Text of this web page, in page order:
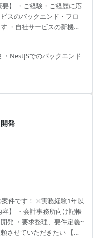
】 ・ご経験・ご経歴に応
スのバックエンド・フロ
・自社サービスの新機能
ントエンド開発経験 ・
ル ・アプリケーションの
PHP/Laravelを用いた開
◆面談:2...
NestJSでのバックエンド
発
案件です！ ※実務経験1年以
】 ・会計事務所向け記帳
発 ・要求整理、要件定義~
させていただきたい 【場